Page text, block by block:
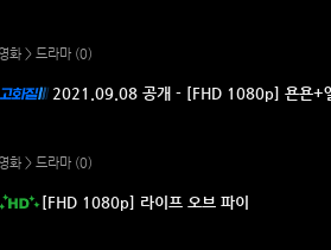
영화 > 드라마 (0)
2021.09.08 공개 - [FHD 1080p] 욘욘+
영화 > 드라마 (0)
[FHD 1080p] 라이프 오브 파이